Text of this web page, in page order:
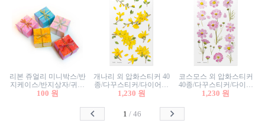
리본 쥬얼리 미니박스/반
지케이스/반지상자/귀걸
이상자/귀걸이박스/악세
100 원
개나리 외 압화스티커 40
종/다꾸스티커/다이어리
꾸미기/꽃스티커/자연물
1,230 원
코스모스 외 압화스티커
40종/다꾸스티커/다이어
리꾸미기/꽃스티커/자연
1,230 원
1 /46